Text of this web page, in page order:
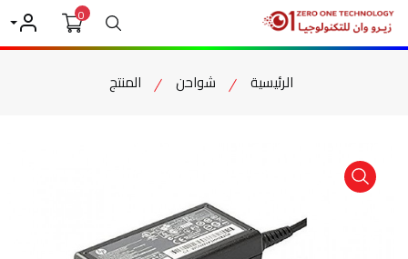
بحث0
حسابي
الرئيسية شواحن المنتج
item view